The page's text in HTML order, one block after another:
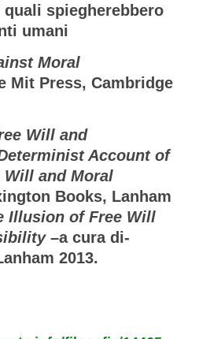
spiegherebbero
umani
Moral
Mit Press, Cambridge
Will and
Account of
and Moral
Books, Lanham
Illusion of Free Will
–a cura di-
2013.